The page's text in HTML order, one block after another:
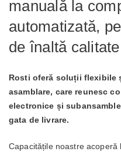
manuală la
automatizată,
de înaltă calitate
Rosti oferă soluții flexibile
asamblare, care reunesc
electronice și
gata de livrare.
Capacitățile noastre